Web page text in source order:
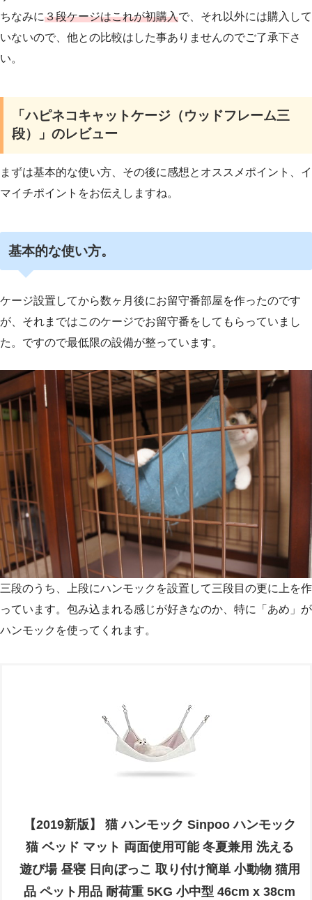
ちなみに３段ケージはこれが初購入で、それ以外には購入して
いないので、他との比較はした事ありませんのでご了承下さ
い。
「ハピネコキャットケージ（ウッドフレーム三
段）」のレビュー
まずは基本的な使い方、その後に感想とオススメポイント、イ
マイチポイントをお伝えしますね。
基本的な使い方。
ケージ設置してから数ヶ月後にお留守番部屋を作ったのです
が、それまではこのケージでお留守番をしてもらっていまし
た。ですので最低限の設備が整っています。
三段のうち、上段にハンモックを設置して三段目の更に上を作
っています。包み込まれる感じが好きなのか、特に「あめ」が
ハンモックを使ってくれます。
【2019新版】 猫 ハンモック Sinpoo ハンモック
猫 ベッド マット 両面使用可能 冬夏兼用 洗える
遊び場 昼寝 日向ぼっこ 取り付け簡単 小動物 猫用
品 ペット用品 耐荷重 5KG 小中型 46cm x 38cm